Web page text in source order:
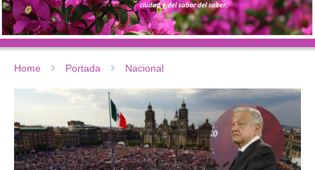
Home Portada Nacional